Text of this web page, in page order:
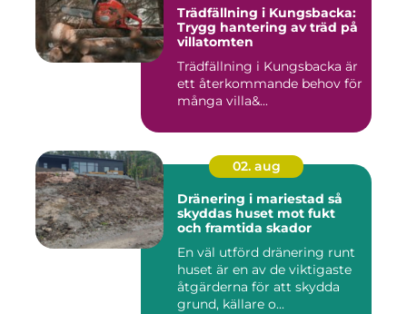
Trädfällning i Kungsbacka:
Trygg hantering av träd på
villatomten
Trädfällning i Kungsbacka är
ett återkommande behov för
många villa&...
02. aug
Dränering i mariestad så
skyddas huset mot fukt
och framtida skador
En väl utförd dränering runt
huset är en av de viktigaste
åtgärderna för att skydda
grund, källare o...